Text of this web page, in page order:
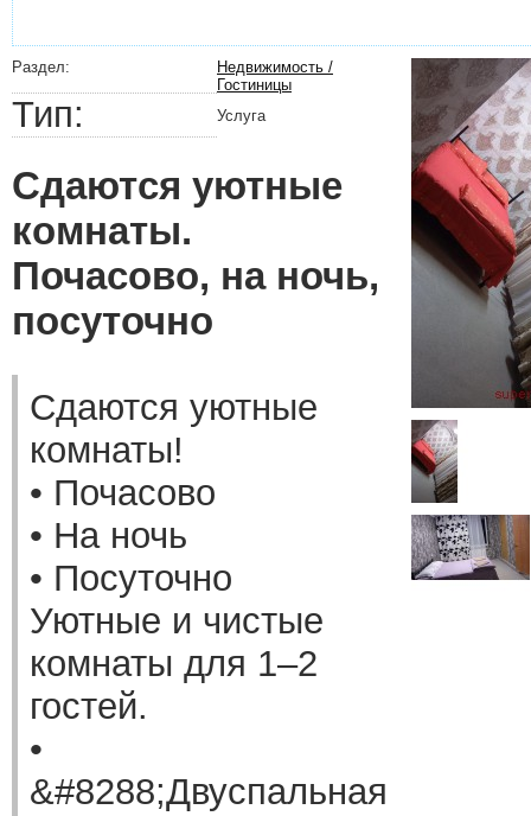
Раздел:
Недвижимость /
Гостиницы
Тип: Услуга
Сдаются уютные
комнаты.
Почасово, на ночь,
посуточно
Сдаются уютные
комнаты!
• Почасово
• На ночь
• Посуточно
Уютные и чистые
комнаты для 1–2
гостей.
•
&#8288;Двуспальная